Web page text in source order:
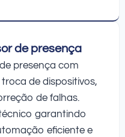
de presença
presença com
de dispositivos,
de falhas.
garantindo
eficiente e